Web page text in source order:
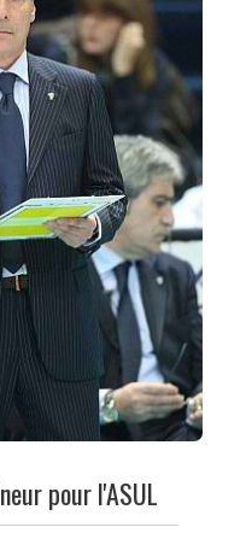
pour l'ASUL